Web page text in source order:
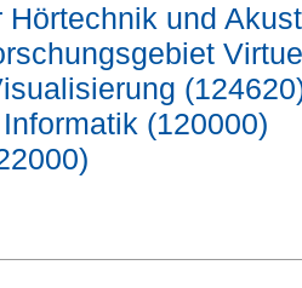
Hörtechnik und
(120000)